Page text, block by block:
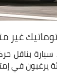
غير
سيارة بناقل
يرغبون في